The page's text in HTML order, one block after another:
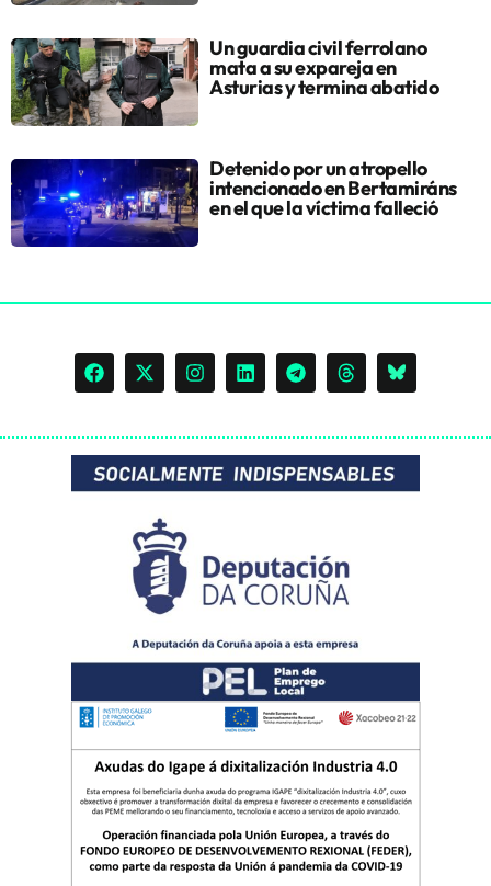
Un guardia civil ferrolano
mata a su expareja en
Asturias y termina abatido
Detenido por un atropello
intencionado en Bertamiráns
en el que la víctima falleció